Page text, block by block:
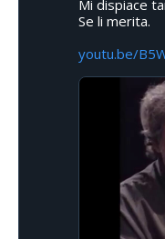
Mi dispiace
Se li merita.
youtu.be/